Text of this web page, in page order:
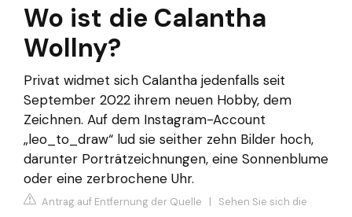
Wo ist die Calantha
Wollny?
Privat widmet sich Calantha jedenfalls seit
September 2022 ihrem neuen Hobby, dem
Zeichnen. Auf dem Instagram-Account
„leo_to_draw“ lud sie seither zehn Bilder hoch,
darunter Porträtzeichnungen, eine Sonnenblume
oder eine zerbrochene Uhr.
Antrag auf Entfernung der Quelle | Sehen Sie sich die